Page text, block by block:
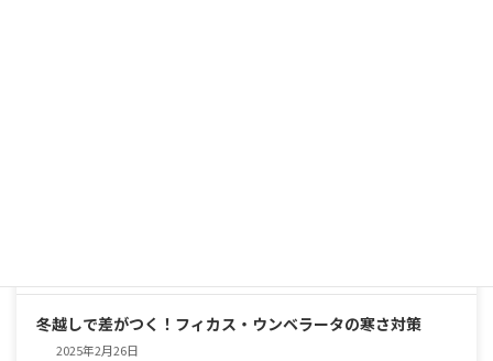
冬越しで差がつく！フィカス・ウンベラータの寒さ対策
2025年2月26日